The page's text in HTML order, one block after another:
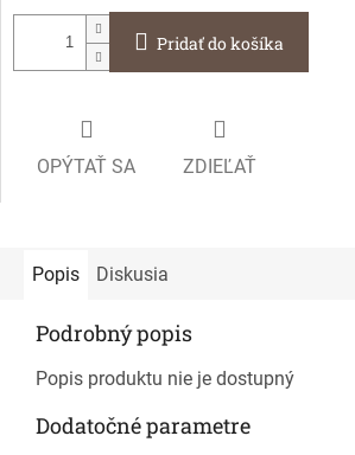
Pridať do košíka
OPÝTAŤ SA ZDIEĽAŤ
Popis Diskusia
Podrobný popis
Popis produktu nie je dostupný
Dodatočné parametre